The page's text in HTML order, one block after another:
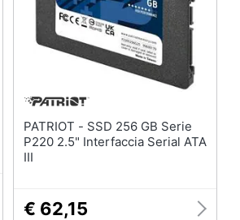
PATRIOT - SSD 256 GB Serie
P220 2.5" Interfaccia Serial ATA
III
€ 62,15